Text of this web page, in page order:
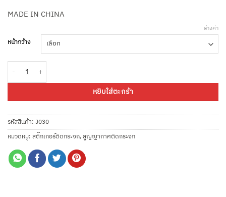
MADE IN CHINA
หน้ากว้าง
ล้างค่า
หยิบใส่ตะกร้า
รหัสสินค้า: J030
หมวดหมู่: สติ๊กเกอร์ติดกระจก,สูญญากาศติดกระจก